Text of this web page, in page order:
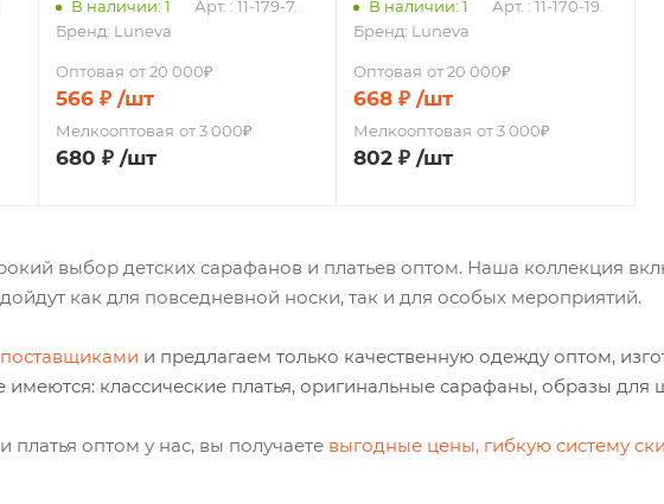
В наличии: 1
Арт. : 11-179-7.
Бренд: Luneva
Оптовая от 20 000₽
566₽ /шт
Мелкооптовая от 3 000₽
680 ₽ /шт
В наличии: 1
Арт. : 11-170-19.
Бренд: Luneva
Оптовая от 20 000₽
668 ₽ /шт
Мелкооптовая от 3 000₽
802 ₽ /шт
выбор детских сарафанов и платьев оптом. Наша коллекция
как для повседневной носки, так и для особых мероприятий.
и предлагаем только качественную одежду оптом,
имеются: классические платья, оригинальные сарафаны, образы для
платья оптом у нас, вы получаете выгодные цены, гибкую систему